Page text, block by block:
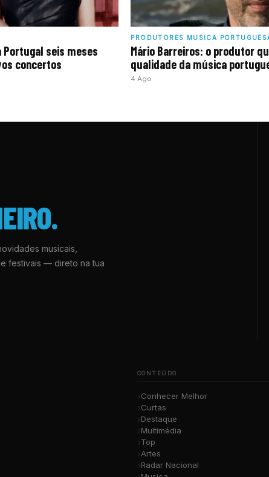
Portugal seis meses
concertos
PRODUTORES MUSICA
Mário Barreiros: o produtor
qualidade da música
4 Ago
musicais,
festivais — direto na tua
CONTEÚDO
Conhecer Melhor
Curtas
Destaque
Multimédia
Top
Artes
Radar Nacional